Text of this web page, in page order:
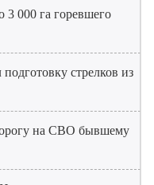
3 000 га горевшего
стрелков из
на СВО бывшему